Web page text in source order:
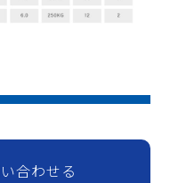
合わせる